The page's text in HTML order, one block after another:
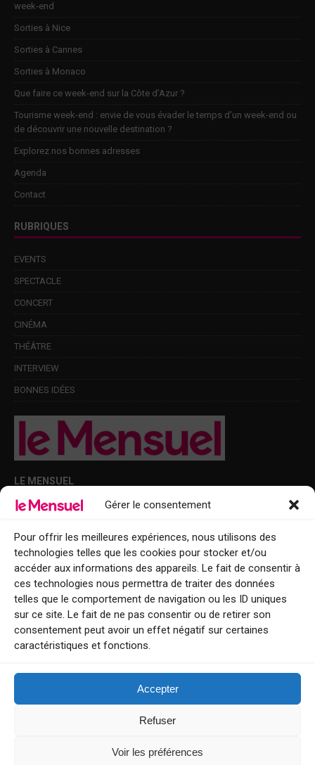
Gérer le consentement
Pour offrir les meilleures expériences, nous utilisons des
technologies telles que les cookies pour stocker et/ou
accéder aux informations des appareils. Le fait de consentir à
ces technologies nous permettra de traiter des données
telles que le comportement de navigation ou les ID uniques
sur ce site. Le fait de ne pas consentir ou de retirer son
consentement peut avoir un effet négatif sur certaines
caractéristiques et fonctions.
Accepter
Refuser
Voir les préférences
week-end
Sorties à Nice
Sorties à Cannes
Sorties à Monaco
Que faire ce week-end sur la Côte d’Azur ?
Tourisme week-end : envie de vous évader le temps d’un week-end ou
de découvrir une nouvelle destination ?
Explorez nos bonnes adresses
Agenda
Contact
RUBRIQUES
EVENTS
SPECTACLE
CONCERT
CINÉMA
THÉÂTRE
INTERVIEW
BONNES IDÉES
LE MENSUEL
Points de diffusion Var et Alpes-Maritimes : oû trouver Le Mensuel ?
Le Mensuel en PDF : consultez le magazine en ligne
Qui sommes-nous ?
BFM Top Sorties
EVENT
Tourisme week-end : envie de vous évader le temps d’un week-end ou
Explorez nos bonnes adresses
Contact